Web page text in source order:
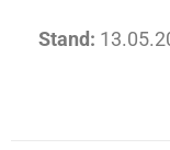
Stand: